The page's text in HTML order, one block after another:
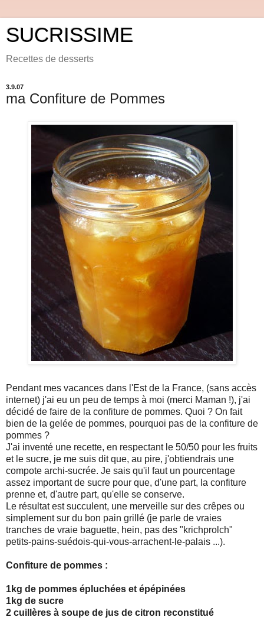
SUCRISSIME
Recettes de desserts
3.9.07
ma Confiture de Pommes
Pendant mes vacances dans l'Est de la France, (sans accès
internet) j'ai eu un peu de temps à moi (merci Maman !), j'ai
décidé de faire de la confiture de pommes. Quoi ? On fait
bien de la gelée de pommes, pourquoi pas de la confiture de
pommes ?
J'ai inventé une recette, en respectant le 50/50 pour les fruits
et le sucre, je me suis dit que, au pire, j'obtiendrais une
compote archi-sucrée. Je sais qu'il faut un pourcentage
assez important de sucre pour que, d'une part, la confiture
prenne et, d'autre part, qu'elle se conserve.
Le résultat est succulent, une merveille sur des crêpes ou
simplement sur du bon pain grillé (je parle de vraies
tranches de vraie baguette, hein, pas des "krichprolch"
petits-pains-suédois-qui-vous-arrachent-le-palais ...).
Confiture de pommes :
1kg de pommes épluchées et épépinées
1kg de sucre
2 cuillères à soupe de jus de citron reconstitué